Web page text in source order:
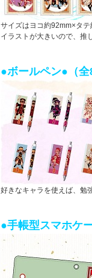
サイズはヨコ約92mm×タ
イラストが大きいので、推
●ボールペン●（全
好きなキャラを使えば、勉
●手帳型スマホケ